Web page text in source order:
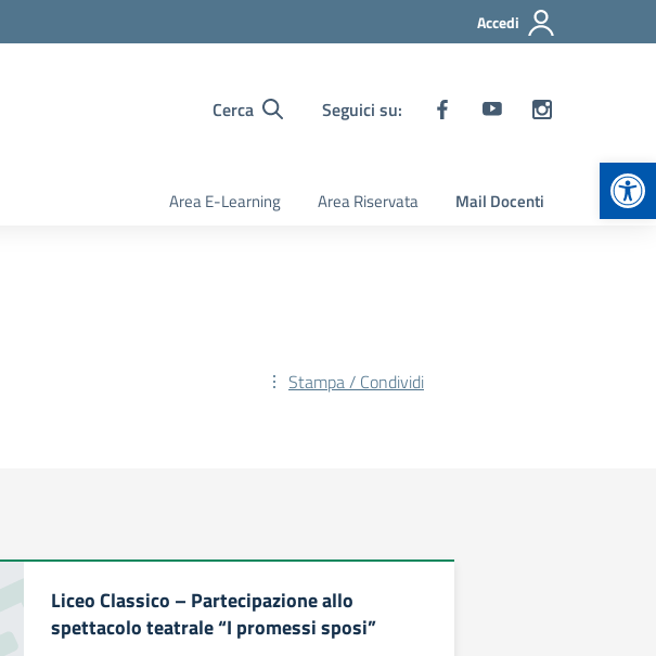
Accedi
Cerca Seguici su:
Area E-Learning Area Riservata Mail Docenti
Stampa / Condividi
Liceo Classico – Partecipazione allo
spettacolo teatrale “I promessi sposi”